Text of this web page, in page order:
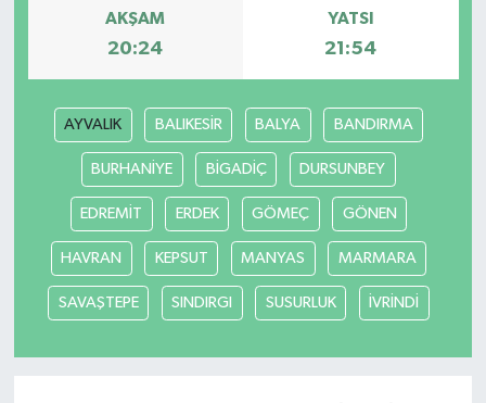
AKŞAM
20:24
YATSI
21:54
AYVALIK BALIKESİR BALYA BANDIRMA
BURHANİYE BİGADİÇ DURSUNBEY
EDREMİT ERDEK GÖMEÇ GÖNEN
HAVRAN KEPSUT MANYAS MARMARA
SAVAŞTEPE SINDIRGI SUSURLUK İVRİNDİ
Türkiye
Video Haber
Yaşam
Yeme-İçme
Yemek